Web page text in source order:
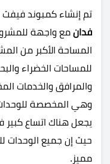
تم إنشاء كمبوند
فدان
للمساحات الخضراء
وهي المخصصة
يجعل هناك اتساع كبير
حيث إن جميع الوحدات
مميز.